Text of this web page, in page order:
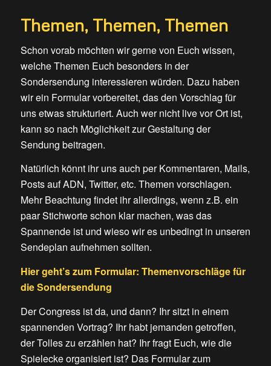
Themen, Themen, Themen
Schon vorab möchten wir gerne von Euch wissen,
welche Themen Euch besonders in der
Sondersendung interessieren würden. Dazu haben
wir ein Formular vorbereitet, das den Vorschlag für
uns etwas strukturiert. Auch wer nicht live vor Ort ist,
kann so nach Möglichkeit zur Gestaltung der
Sendung beitragen.
Natürlich könnt ihr uns auch per Kommentaren, Mails,
Posts auf ADN, Twitter, etc. Themen vorschlagen.
Mehr Beachtung findet ihr allerdings, wenn z.B. ein
paar Stichworte schon klar machen, was das
Spannende ist und wieso wir es unbedingt in unseren
Sendeplan aufnehmen sollten.
Hier geht’s zum Formular: Themenvorschläge für
die Sondersendung
Der Congress ist da, und dann? Ihr sitzt in einem
spannenden Vortrag? Ihr habt jemanden getroffen,
der Tolles zu erzählen hat? Ihr fragt Euch, wie die
Spielecke organisiert ist? Das Formular zum